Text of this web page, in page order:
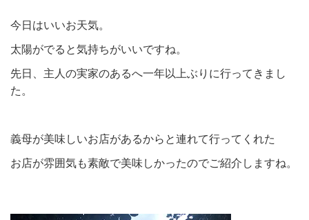
今日はいいお天気。
太陽がでると気持ちがいいですね。
先日、主人の実家のあるへ一年以上ぶりに行ってきまし
た。
義母が美味しいお店があるからと連れて行ってくれた
お店が雰囲気も素敵で美味しかったのでご紹介しますね。